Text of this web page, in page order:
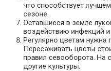
что способствует
сезоне.
Оставшиеся в земле
воздействию инфекций и
Регулярно цветам нужна
Пересаживать цветы
правил севооборота. На
другие культуры.